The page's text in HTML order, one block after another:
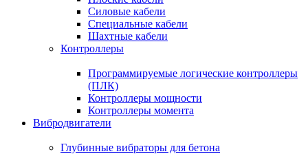
Силовые кабели
Специальные кабели
Шахтные кабели
Контроллеры
Программируемые логические контроллеры
(ПЛК)
Контроллеры мощности
Контроллеры момента
Вибродвигатели
Глубинные вибраторы для бетона